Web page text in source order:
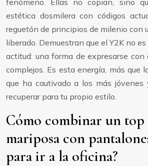
fenómeno. Ellas no copian, sino
estética dosmilera con códigos
reguetón de principios de milenio con
liberado. Demuestran que el Y2K no
actitud: una forma de expresarse con
complejos. Es esta energía, más que
que ha cautivado a los más jóvenes
recuperar para tu propio estilo.
Cómo combinar un top
mariposa con
para ir a la oficina?